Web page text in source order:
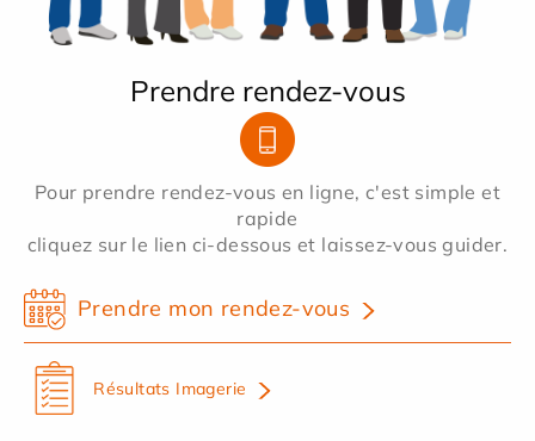
Prendre rendez-vous
Pour prendre rendez-vous en ligne, c'est simple et
rapide
cliquez sur le lien ci-dessous et laissez-vous guider.
Prendre mon rendez-vous
Résultats Imagerie